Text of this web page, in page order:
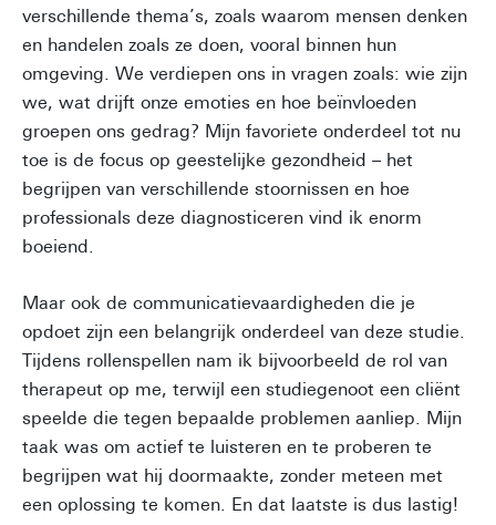
verschillende thema’s, zoals waarom mensen denken
en handelen zoals ze doen, vooral binnen hun
omgeving. We verdiepen ons in vragen zoals: wie zijn
we, wat drijft onze emoties en hoe beïnvloeden
groepen ons gedrag? Mijn favoriete onderdeel tot nu
toe is de focus op geestelijke gezondheid – het
begrijpen van verschillende stoornissen en hoe
professionals deze diagnosticeren vind ik enorm
boeiend.
Maar ook de communicatievaardigheden die je
opdoet zijn een belangrijk onderdeel van deze studie.
Tijdens rollenspellen nam ik bijvoorbeeld de rol van
therapeut op me, terwijl een studiegenoot een cliënt
speelde die tegen bepaalde problemen aanliep. Mijn
taak was om actief te luisteren en te proberen te
begrijpen wat hij doormaakte, zonder meteen met
een oplossing te komen. En dat laatste is dus lastig!